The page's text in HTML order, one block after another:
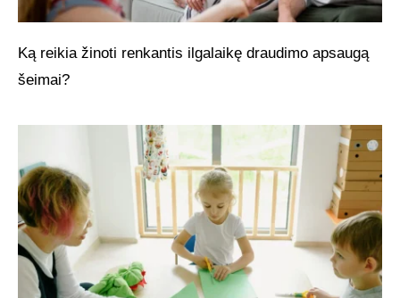
Ką reikia žinoti renkantis ilgalaikę draudimo apsaugą
šeimai?